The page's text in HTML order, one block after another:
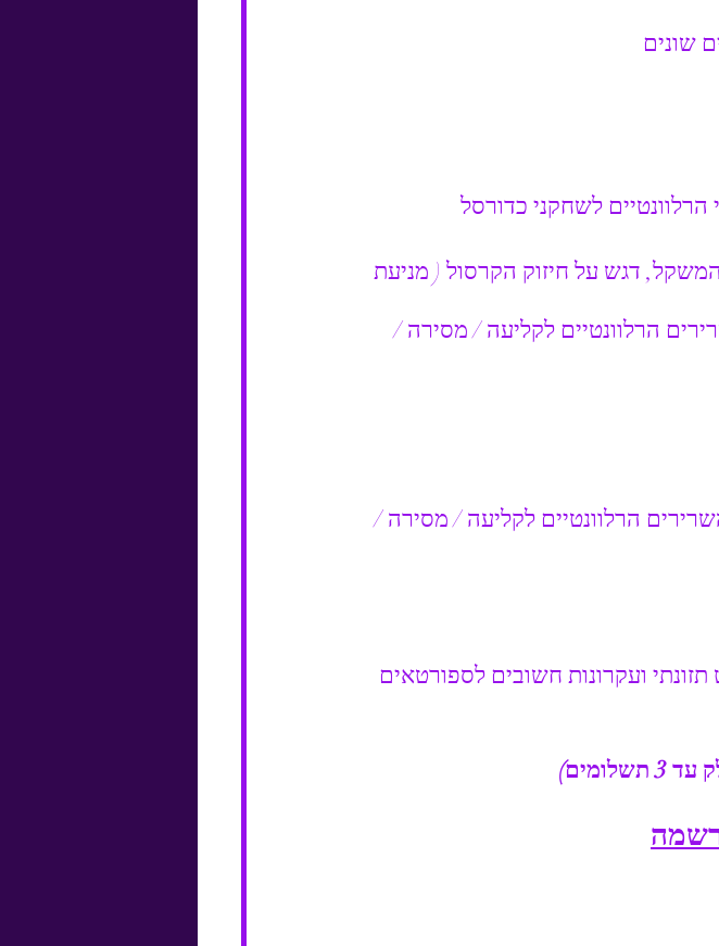
שונים
לשחקני כדורסל
המשקל, דגש על חיזוק הקרסול ( מניעת
הרלוונטיים לקליעה / מסירה /
השרירים הרלוונטיים לקליעה / מסירה /
ועקרונות חשובים לספורטאים